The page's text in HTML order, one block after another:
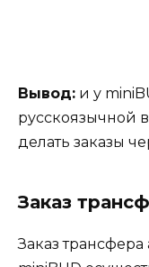
Вывод: и у
русскоязычной
делать заказы
Заказ
Заказ